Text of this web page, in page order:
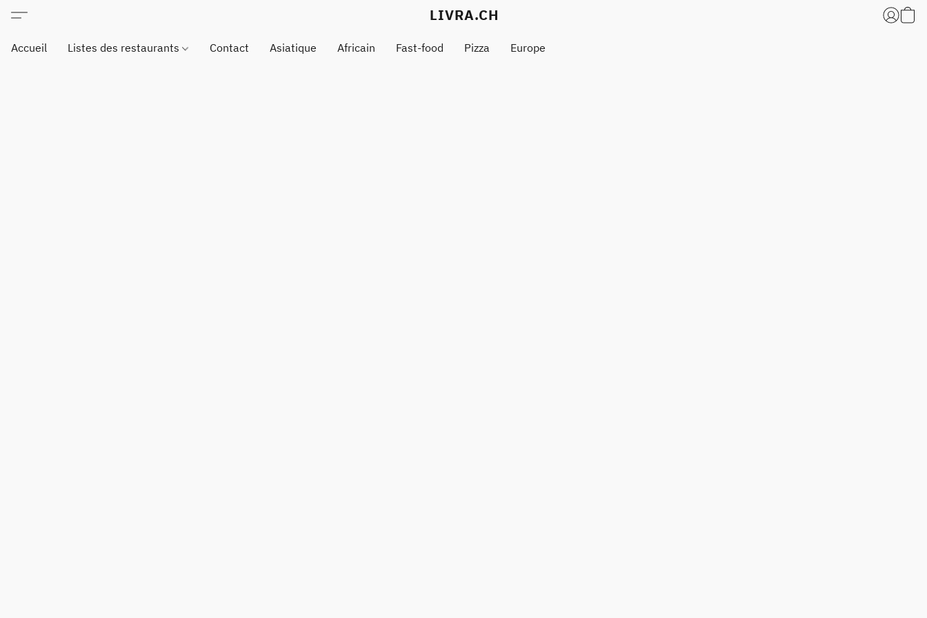
LIVRA.CH
Accueil Listes des restaurants Contact Asiatique Africain Fast-food Pizza Europe